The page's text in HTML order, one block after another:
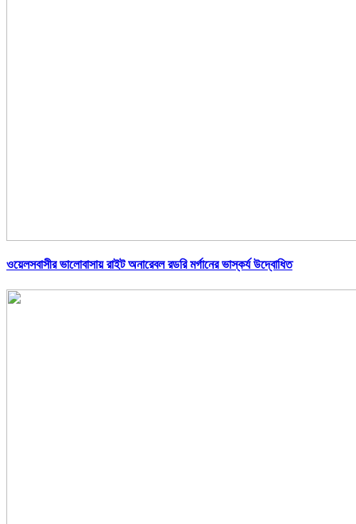
ওয়েলসবাসীর ভালোবাসায় রাইট অনারেবল রডরি মর্গানের ভাস্কর্য উদ্বোধিত